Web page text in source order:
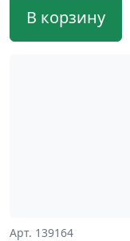
В корзину
Арт. 139164